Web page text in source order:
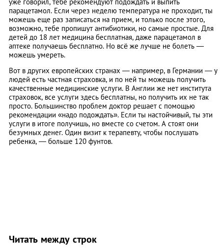
уже говорил, тебе рекомендуют подождать и выпить
парацетамол. Если через неделю температура не проходит, ты
можешь еще раз записаться на прием, и только после этого,
возможно, тебе пропишут антибиотики, но самые простые. Для
детей до 18 лет медицина бесплатная, даже парацетамол в
аптеке получаешь бесплатно. Но всё же лучше не болеть —
можешь умереть.
Вот в других европейских странах — например, в Германии — у
людей есть частная страховка, и по ней ты можешь получить
качественные медицинские услуги. В Англии же нет института
страховок, все услуги здесь бесплатны, но получить их не так
просто. Большинство проблем доктор решает с помощью
рекомендации «надо подождать». Если ты настойчивый, ты эти
услуги в итоге получишь, но вместе со счетом. А стоят они
безумных денег. Один визит к терапевту, чтобы послушать
ребенка, — больше 120 фунтов.
Читать между строк